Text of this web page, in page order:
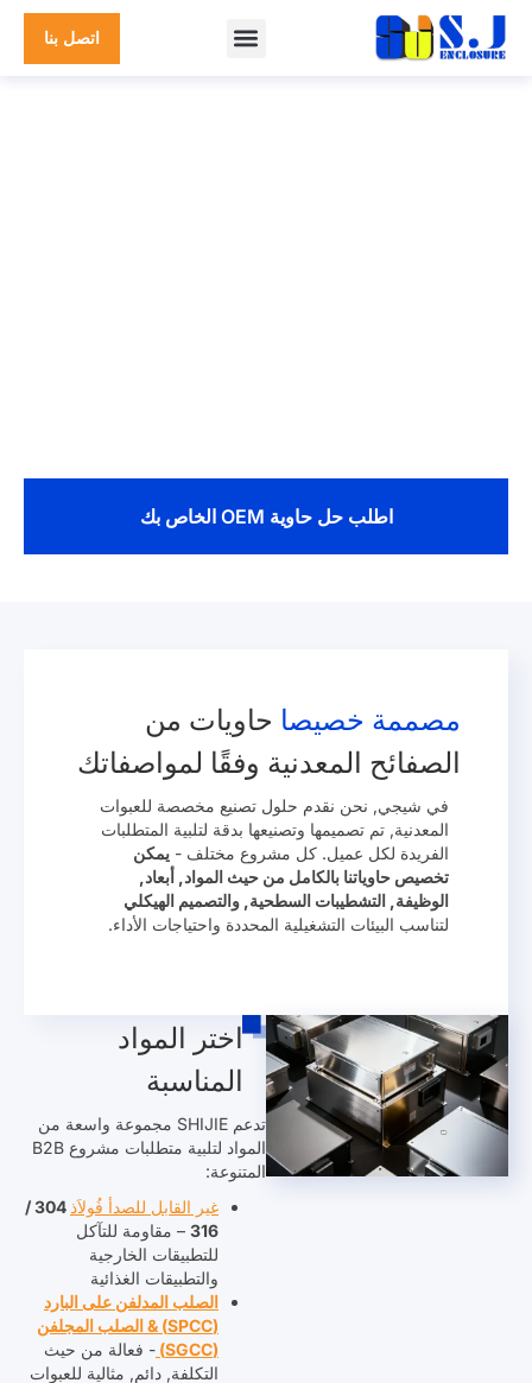
اتصل بنا
اطلب حل حاوية OEM الخاص بك
مصممة خصيصا حاويات من
الصفائح المعدنية وفقًا لمواصفاتك
في شيجي, نحن نقدم حلول تصنيع مخصصة للعبوات
المعدنية, تم تصميمها وتصنيعها بدقة لتلبية المتطلبات
الفريدة لكل عميل. كل مشروع مختلف - يمكن
تخصيص حاوياتنا بالكامل من حيث المواد, أبعاد,
الوظيفة, التشطيبات السطحية, والتصميم الهيكلي
لتناسب البيئات التشغيلية المحددة واحتياجات الأداء.
اختر المواد
المناسبة
تدعم SHIJIE مجموعة واسعة من
المواد لتلبية متطلبات مشروع B2B
المتنوعة:
غير القابل للصدأ فُولاَذ
304 /
316 – مقاومة للتآكل
للتطبيقات الخارجية
والتطبيقات الغذائية
الصلب المدلفن على البارد
(SPCC) & الصلب المجلفن
(SGCC)
- فعالة من حيث
التكلفة, دائم, مثالية للعبوات